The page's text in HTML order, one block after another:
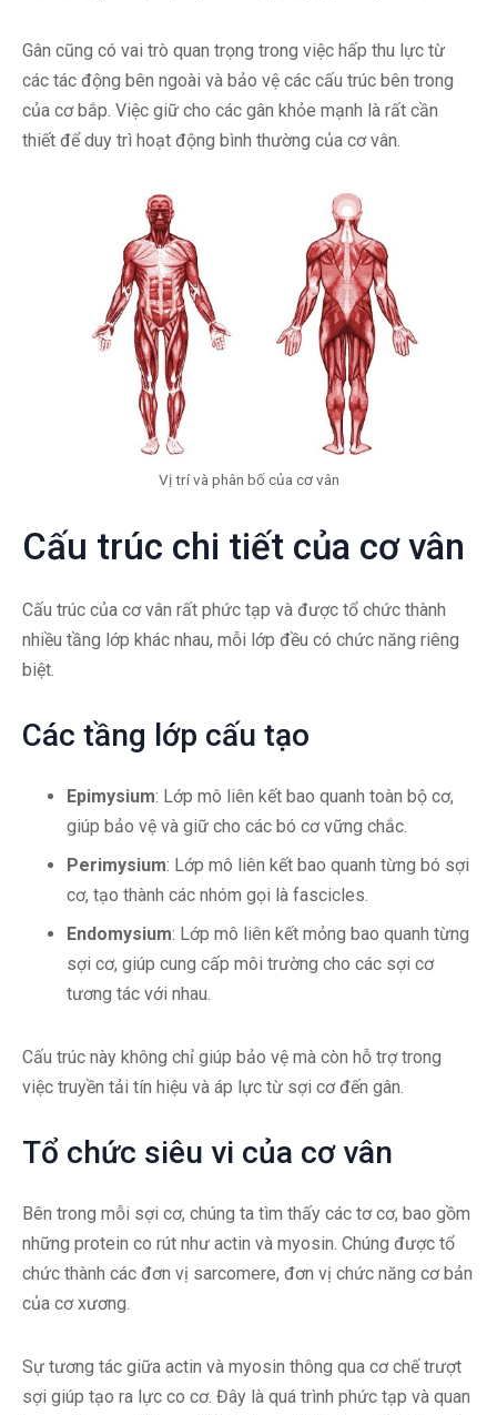
Gân cũng có vai trò quan trọng trong việc hấp thu lực từ
các tác động bên ngoài và bảo vệ các cấu trúc bên trong
của cơ bắp. Việc giữ cho các gân khỏe mạnh là rất cần
thiết để duy trì hoạt động bình thường của cơ vân.
Vị trí và phân bố của cơ vân
Cấu trúc chi tiết của cơ vân
Cấu trúc của cơ vân rất phức tạp và được tổ chức thành
nhiều tầng lớp khác nhau, mỗi lớp đều có chức năng riêng
biệt.
Các tầng lớp cấu tạo
Epimysium: Lớp mô liên kết bao quanh toàn bộ cơ,
giúp bảo vệ và giữ cho các bó cơ vững chắc.
Perimysium: Lớp mô liên kết bao quanh từng bó sợi
cơ, tạo thành các nhóm gọi là fascicles.
Endomysium: Lớp mô liên kết mỏng bao quanh từng
sợi cơ, giúp cung cấp môi trường cho các sợi cơ
tương tác với nhau.
Cấu trúc này không chỉ giúp bảo vệ mà còn hỗ trợ trong
việc truyền tải tín hiệu và áp lực từ sợi cơ đến gân.
Tổ chức siêu vi của cơ vân
Bên trong mỗi sợi cơ, chúng ta tìm thấy các tơ cơ, bao gồm
những protein co rút như actin và myosin. Chúng được tổ
chức thành các đơn vị sarcomere, đơn vị chức năng cơ bản
của cơ xương.
Sự tương tác giữa actin và myosin thông qua cơ chế trượt
sợi giúp tạo ra lực co cơ. Đây là quá trình phức tạp và quan